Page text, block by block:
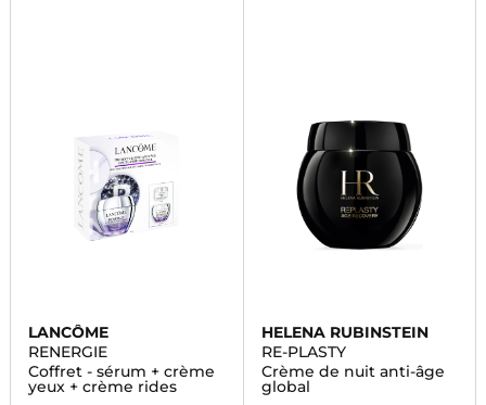
LANCÔME
RENERGIE
Coffret - sérum + crème
yeux + crème rides
HELENA RUBINSTEIN
RE-PLASTY
Crème de nuit anti-âge
global